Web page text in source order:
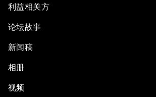
利益相关方
论坛故事
新闻稿
相册
视频